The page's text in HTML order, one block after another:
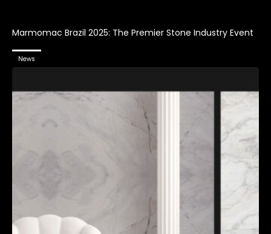
Marmomac Brazil 2025: The Premier Stone Industry Event
News